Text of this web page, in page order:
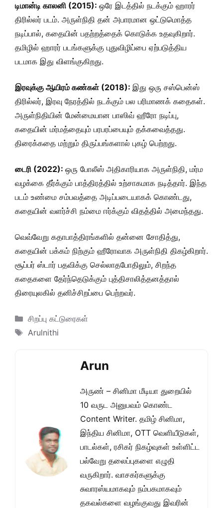
டிமான்டி காலனி (2015): ஒரே இடத்தில் நடக்கும் ஹாரர்
திரில்லர் படம். அருள்நிதி தன் அபாரமான ஒட்டுமொத்த
நடிப்பால், கதையின் பதற்றத்தைக் கொடுக்க உதவுகிறார்.
தமிழில் ஹாரர் படங்களுக்கு புதுவிழிப்பை ஏற்படுத்திய
படமாக இது விளங்குகிறது.
இரவுக்கு ஆயிரம் கண்கள் (2018): இது ஒரு சஸ்பென்ஸ்
திரில்லர், இரவு நேரத்தில் நடக்கும் பல பரிமாணக் கதைகள்.
அருள்நிதியின் மேன்மையான பாஸிவ் ஹீரோ நடிப்பு,
கதையின் மர்மத்தையும் பரபரப்பையும் தக்கவைத்தது.
திரைக்கதை மற்றும் திருப்பங்களால் புகழ் பெற்றது.
டைரி (2022): ஒரு போலீஸ் அதிகாரியாக அருள்நிதி, மர்ம
வழக்கை தீர்க்கும் பாத்திரத்தில் உற்சாகமாக நடித்தார். இந்த
படம் உண்மை சம்பவத்தை அடிப்படையாகக் கொண்டது,
கதையின் வளர்ச்சி நம்மை ஈர்க்கும் விதத்தில் அமைந்தது.
வெவ்வேறு கதாபாத்திரங்களில் தன்னை சோதித்து,
கதையின் பக்கம் நிற்கும் ஹீரோவாக அருள்நிதி திகழ்கிறார்.
சூப்பர் ஸ்டார் பதவிக்கு செல்லாதபோதிலும், சிறந்த
கதைகளை தேர்ந்தெடுக்கும் புத்திசாலித்தனத்தால்
திரையுலகில் தனிச்சிறப்பை பெற்றவர்.
Categories
சிறப்பு கட்டுரைகள்
Tags
Arulnithi
Arun
அருண் – சினிமா மீடியா துறையில்
10 வருட அனுபவம் கொண்ட
Content Writer. தமிழ் சினிமா,
இந்திய சினிமா, OTT வெளியீடுகள்,
பாடல்கள், ரசிகர் நிகழ்வுகள் உள்ளிட்ட
பல்வேறு தலைப்புகளை எழுதி
வருகிறார். வாசகர்களுக்கு
சுவாரஸ்யமாகவும் நம்பகமாகவும்
தகவல்களை வழங்குவது இவரின்